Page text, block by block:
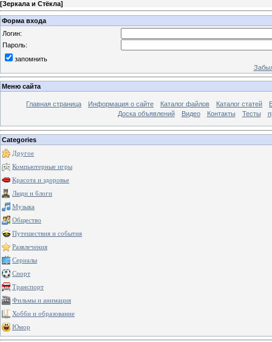
[Зеркала и Стёкла]
Форма входа
Логин:
Пароль:
запомнить
Меню сайта
Главная страница Информация о сайте Каталог файлов Каталог статей
Доска объявлений
Видео Контакты Тесты
Categories
Другое
Компьютерные игры
Красота и здоровье
Люди и блоги
Музыка
Общество
Путешествия и события
Развлечения
Сериалы
Спорт
Транспорт
Фильмы и анимация
Хобби и образование
Юмор